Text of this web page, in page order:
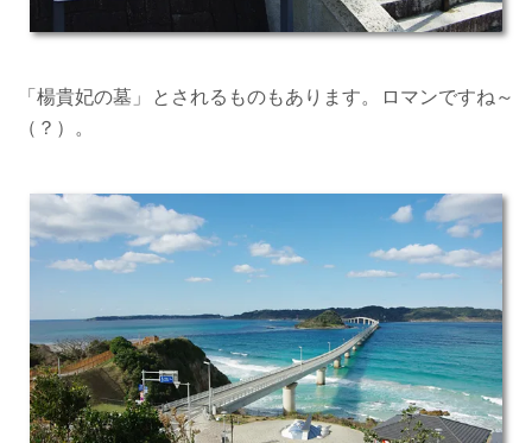
「楊貴妃の墓」とされるものもあります。ロマンですね～
（？）。